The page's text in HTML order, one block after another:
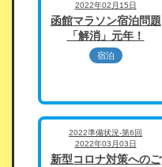
2022年02月15日
函館マラソン宿泊問題
「解消」元年！
宿泊
2022準備状況-第6回
2022年03月03日
新型コロナ対策へのご